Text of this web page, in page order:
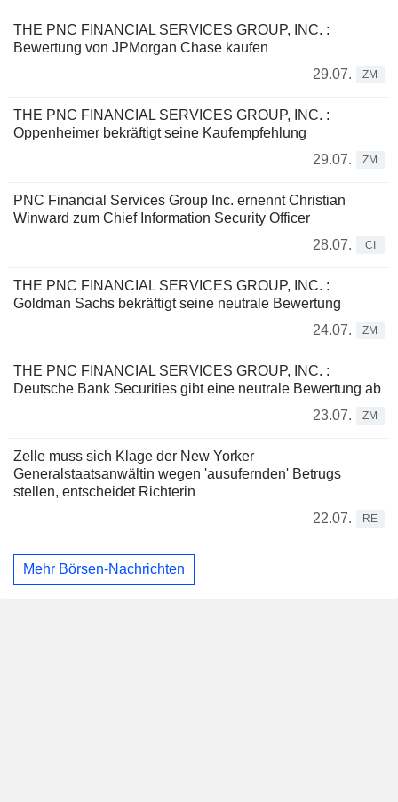
THE PNC FINANCIAL SERVICES GROUP, INC. :
Bewertung von JPMorgan Chase kaufen
29.07.
ZM
THE PNC FINANCIAL SERVICES GROUP, INC. :
Oppenheimer bekräftigt seine Kaufempfehlung
29.07.
ZM
PNC Financial Services Group Inc. ernennt Christian
Winward zum Chief Information Security Officer
28.07.
CI
THE PNC FINANCIAL SERVICES GROUP, INC. :
Goldman Sachs bekräftigt seine neutrale Bewertung
24.07.
ZM
THE PNC FINANCIAL SERVICES GROUP, INC. :
Deutsche Bank Securities gibt eine neutrale Bewertung ab
23.07.
ZM
Zelle muss sich Klage der New Yorker
Generalstaatsanwältin wegen 'ausufernden' Betrugs
stellen, entscheidet Richterin
22.07.
RE
Mehr Börsen-Nachrichten